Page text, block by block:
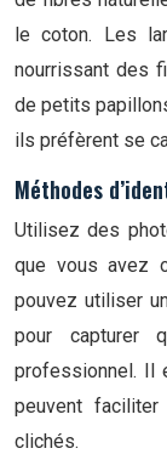
le coton. Les
nourrissant des
de petits
ils préfèrent se
Méthodes
Utilisez des
que vous avez
pouvez utiliser
pour capturer
professionnel. Il
peuvent
clichés.